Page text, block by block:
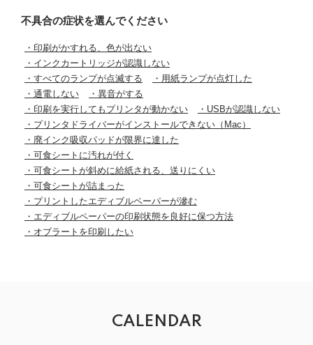
不具合の症状を選んでください
・印刷がかすれる、色が出ない
・インクカートリッジが認識しない
・すべてのランプが点滅する
・用紙ランプが点灯した
・通電しない
・異音がする
・印刷を実行してもプリンタが動かない
・USBが認識しない
・プリンタドライバーがインストールできない（Mac）
・廃インク吸収パッドが限界に達した
・可食シートに汚れが付く
・可食シートが斜めに給紙される、送りにくい
・可食シートが詰まった
・プリントしたエディブルペーパーが滲む
・エディブルペーパーの印刷状態を良好に保つ方法
・オブラートを印刷したい
CALENDAR